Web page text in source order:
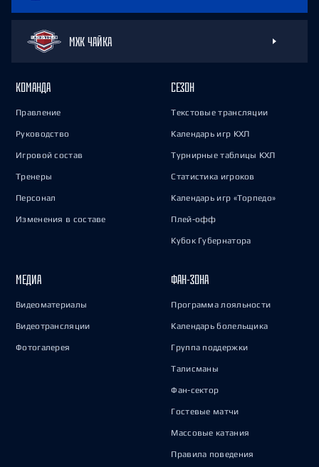
МХК ЧАЙКА
КОМАНДА
Правление
Руководство
Игровой состав
Тренеры
Персонал
Изменения в составе
СЕЗОН
Текстовые трансляции
Календарь игр КХЛ
Турнирные таблицы КХЛ
Статистика игроков
Календарь игр «Торпедо»
Плей-офф
Кубок Губернатора
МЕДИА
Видеоматериалы
Видеотрансляции
Фотогалерея
ФАН-ЗОНА
Программа лояльности
Календарь болельщика
Группа поддержки
Талисманы
Фан-сектор
Гостевые матчи
Массовые катания
Правила поведения